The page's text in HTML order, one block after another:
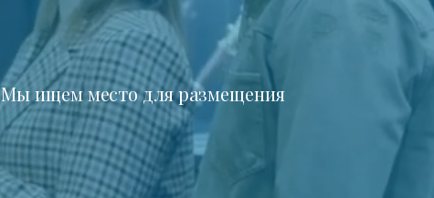
Мы ищем место для размещения